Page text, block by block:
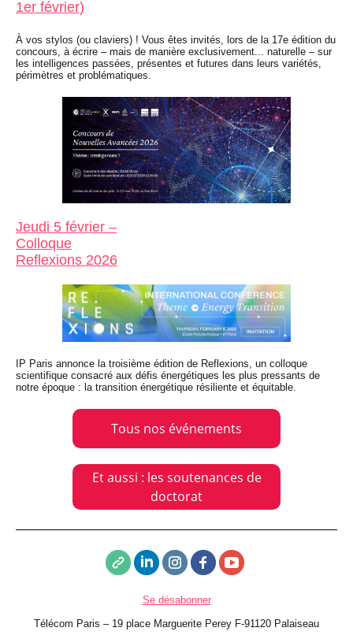
1er février)
À vos stylos (ou claviers) ! Vous êtes invités, lors de la 17e édition du
concours, à écrire – mais de manière exclusivement... naturelle – sur
les intelligences passées, présentes et futures dans leurs variétés,
périmètres et problématiques.
Jeudi 5 février –
Colloque
Reflexions 2026
IP Paris annonce la troisième édition de Reflexions, un colloque
scientifique consacré aux défis énergétiques les plus pressants de
notre époque : la transition énergétique résiliente et équitable.
Tous nos événements
Et aussi : les soutenances de
doctorat
Se désabonner
Télécom Paris – 19 place Marguerite Perey F-91120 Palaiseau